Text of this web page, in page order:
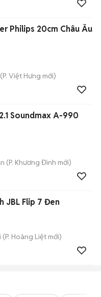
Philips 20cm Châu Âu
(P. Việt Hưng mới)
Soundmax A-990
(P. Khương Đình mới)
JBL Flip 7 Đen
(P. Hoàng Liệt mới)